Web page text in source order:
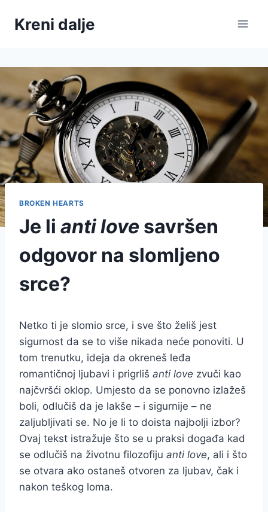
Kreni dalje
BROKEN HEARTS
Je li anti love savršen
odgovor na slomljeno
srce?
Netko ti je slomio srce, i sve što želiš jest
sigurnost da se to više nikada neće ponoviti. U
tom trenutku, ideja da okreneš leđa
romantičnoj ljubavi i prigrliš anti love zvuči kao
najčvršći oklop. Umjesto da se ponovno izlažeš
boli, odlučiš da je lakše – i sigurnije – ne
zaljubljivati se. No je li to doista najbolji izbor?
Ovaj tekst istražuje što se u praksi događa kad
se odlučiš na životnu filozofiju anti love, ali i što
se otvara ako ostaneš otvoren za ljubav, čak i
nakon teškog loma.